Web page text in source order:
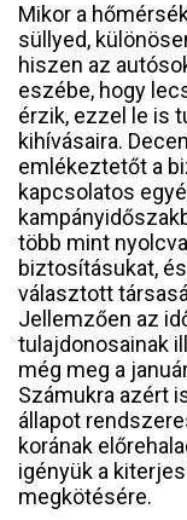
Mikor a
süllyed,
hiszen az
eszébe, hogy
érzik, ezzel le is
kihívásaira.
emlékeztetőt a
kapcsolatos
több mint
biztosításukat,
választott
Jellemzően az
tulajdonosainak
még meg a
Számukra azért
állapot
korának
igényük a
megkötésére.